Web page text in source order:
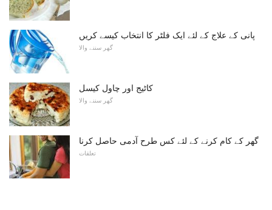
پانی کے علاج کے لئے ایک فلٹر کا انتخاب کیسے کریں
گھر سننے والا
کاٹیج اور چاول کیسل
گھر سننے والا
گھر کے کام کرنے کے لئے کس طرح آدمی حاصل کرنا
تعلقات